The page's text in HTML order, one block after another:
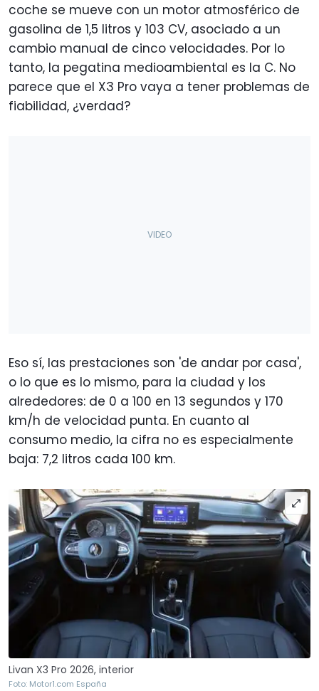
coche se mueve con un motor atmosférico de
gasolina de 1,5 litros y 103 CV, asociado a un
cambio manual de cinco velocidades. Por lo
tanto, la pegatina medioambiental es la C. No
parece que el X3 Pro vaya a tener problemas de
fiabilidad, ¿verdad?
Eso sí, las prestaciones son 'de andar por casa',
o lo que es lo mismo, para la ciudad y los
alrededores: de 0 a 100 en 13 segundos y 170
km/h de velocidad punta. En cuanto al
consumo medio, la cifra no es especialmente
baja: 7,2 litros cada 100 km.
Livan X3 Pro 2026, interior
Foto: Motor1.com España